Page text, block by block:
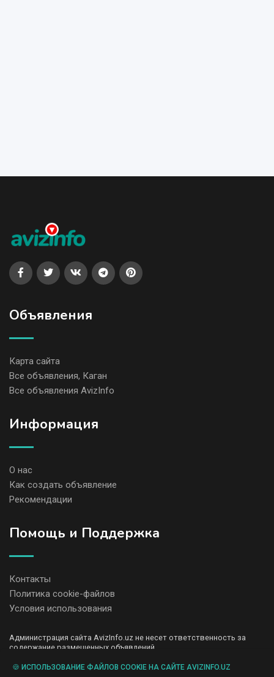
Объявления
Карта сайта
Все объявления, Каган
Все объявления AvizInfo
Информация
О нас
Как создать объявление
Рекомендации
Помощь и Поддержка
Контакты
Политика cookie-файлов
Условия использования
Администрация сайта AvizInfo.uz не несет ответственность за
содержание размещенных объявлений.
передаем и не продаем личную информацию зарегистрированных
🍪 ИСПОЛЬЗОВАНИЕ ФАЙЛОВ COOKIE НА САЙТЕ AVIZINFO.UZ